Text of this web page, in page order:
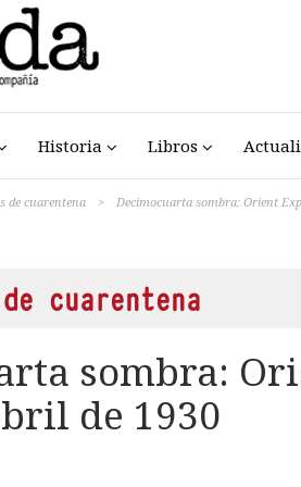
Historia Libros
de cuarentena > Decimocuarta sombra: Orient
cuarentena
sombra:
de 1930